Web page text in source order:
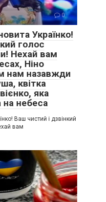
0
Українко!
голос
Нехай вам
Ніно
нам назавжди
квітка
яка
на небеса
Ваш чистий і дзвінкий
вам